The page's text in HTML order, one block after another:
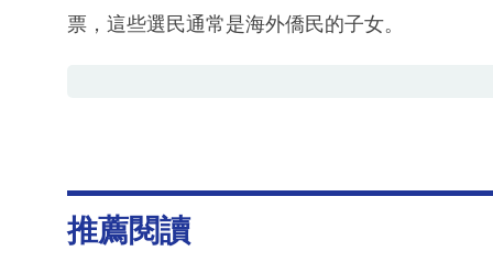
票，這些選民通常是海外僑民的子女。
推薦閱讀